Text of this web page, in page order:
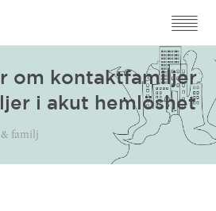
om kontaktfamiljer
i akut hemlöshet
familj